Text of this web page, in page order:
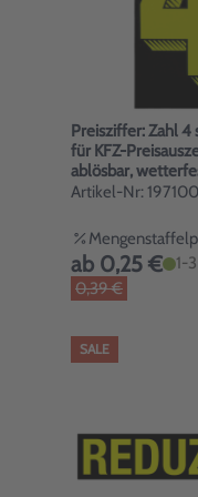
Preisziffer: Zahl 4
für KFZ-
ablösbar,
Artikel-Nr:
ab 0,25 €
1-
0,39 €
SALE